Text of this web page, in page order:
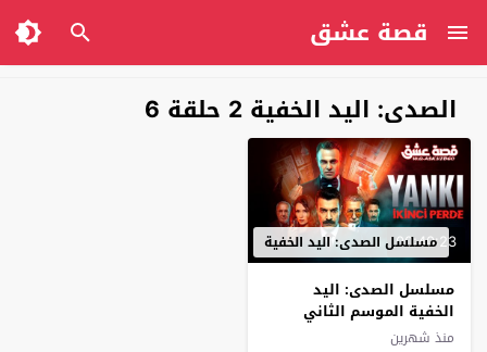
قصة عشق
الصدى: اليد الخفية 2 حلقة 6
00:40:23
مسلسل الصدى: اليد الخفية
مسلسل الصدى: اليد
الخفية الموسم الثاني
الحلقة 6 مترجم
منذ شهرين